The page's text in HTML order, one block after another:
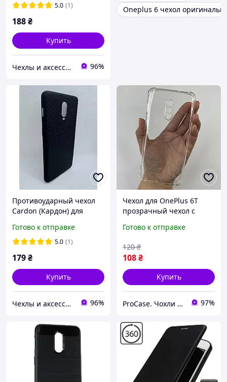
5.0 (1)
188₴
Купить
Чехлы и аксессуары | Mob4 96%
Oneplus 6 чехол
Противоударный чехол
Cardon (Кардон) для
Готово к отправке
5.0 (1)
179₴
Купить
Чехлы и аксессуары | Mob4 96%
Чехол для OnePlus 6T
прозрачный чехол с
Готово к отправке
108₴
120 ₴
Купить
ProCase. Чохли до телефонів 97%